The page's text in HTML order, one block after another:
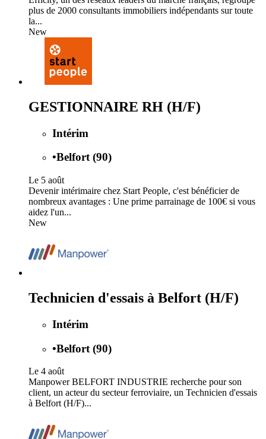
plus de 2000 consultants immobiliers indépendants sur toute
la...
New
GESTIONNAIRE RH (H/F)
Intérim
•Belfort (90)
Le 5 août
Devenir intérimaire chez Start People, c'est bénéficier de
nombreux avantages : Une prime parrainage de 100€ si vous
aidez l'un...
New
Technicien d'essais à Belfort (H/F)
Intérim
•Belfort (90)
Le 4 août
Manpower BELFORT INDUSTRIE recherche pour son
client, un acteur du secteur ferroviaire, un Technicien d'essais
à Belfort (H/F)...